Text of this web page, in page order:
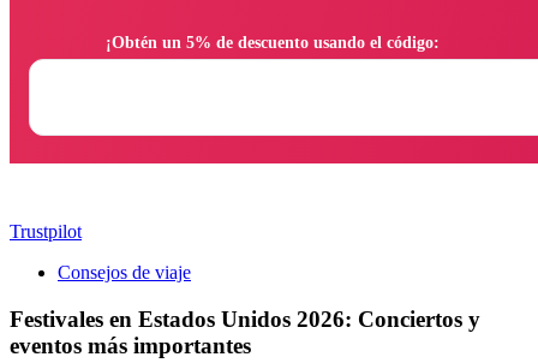
Trustpilot
Consejos de viaje
Festivales en Estados Unidos 2026: Conciertos y
eventos más importantes